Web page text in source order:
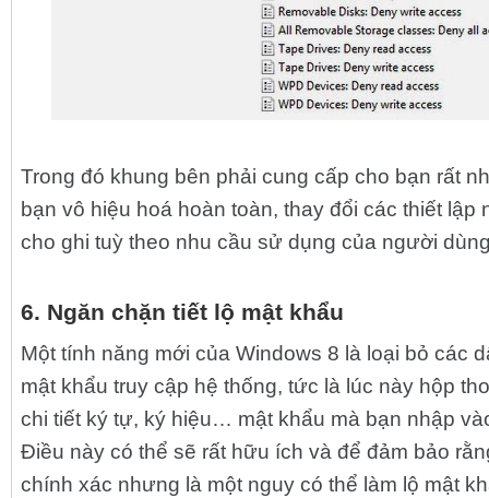
Trong đó khung bên phải cung cấp cho bạn rất
bạn vô hiệu hoá hoàn toàn, thay đổi các thiết lập
cho ghi tuỳ theo nhu cầu sử dụng của người
6. Ngăn chặn tiết lộ mật khẩu
Một tính năng mới của Windows 8 là loại bỏ các
mật khẩu truy cập hệ thống, tức là lúc này hộp
chi tiết ký tự, ký hiệu… mật khẩu mà bạn nhập
Điều này có thể sẽ rất hữu ích và để đảm bảo
chính xác nhưng là một nguy có thể làm lộ mật